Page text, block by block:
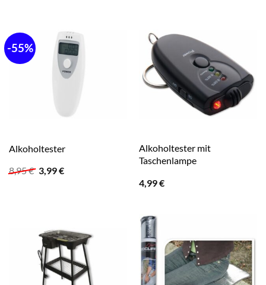
-55%
Alkoholtester
8,95€ Ursprünglicher
3,99€Aktueller
Alkoholtester mit
Taschenlampe
4,99€